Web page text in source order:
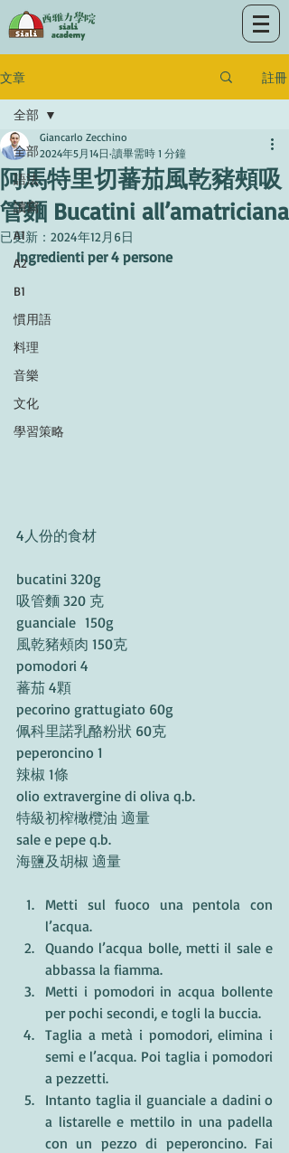
文章 註冊
全部
語法
讀寫
A1
A2
B1
慣用語
料理
音樂
文化
學習策略
全部
阿馬特里切蕃茄風乾豬頰吸
管麵 Bucatini all’amatriciana
Giancarlo Zecchino
2024年5月14日 讀畢需時 1 分鐘
已更新： 2024年12月6日
Ingredienti per 4 persone
4人份的食材
bucatini 320g
吸管麵 320 克
guanciale  150g
風乾豬頰肉 150克
pomodori 4
蕃茄 4顆
pecorino grattugiato 60g
佩科里諾乳酪粉狀 60克
peperoncino 1
辣椒 1條
olio extravergine di oliva q.b.
特級初榨橄欖油 適量
sale e pepe q.b.
海鹽及胡椒 適量
Metti sul fuoco una pentola con
l’acqua.
Quando l’acqua bolle, metti il sale e
abbassa la fiamma.
Metti i pomodori in acqua bollente
per pochi secondi, e togli la buccia.
Taglia a metà i pomodori, elimina i
semi e l’acqua. Poi taglia i pomodori
a pezzetti.
Intanto taglia il guanciale a dadini o
a listarelle e mettilo in una padella
con un pezzo di peperoncino. Fai